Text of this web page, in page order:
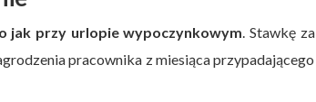
jak przy urlopie wypoczynkowym. Stawkę za
pracownika z miesiąca przypadającego